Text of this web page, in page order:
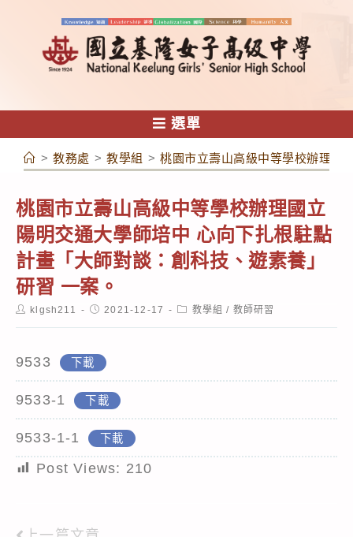
容
選單
> 教務處 > 教學組 > 桃園市立壽山高級中等學校辦理國
桃園市立壽山高級中等學校辦理國立
陽明交通大學師培中 心向下扎根駐點
計畫「大師對談：創科技、遊素養」
研習 一案。
Postklgsh211
Post2021-12-17
Post教學組 / 教師研習
9533 下載
9533-1 下載
9533-1-1 下載
Post Views: 210